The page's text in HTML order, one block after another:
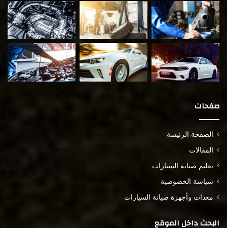
صفحات
الصفحة الرئيسة
المقالات
تعليم صيانة السيارات
سياسة الخصوصية
معدات وأجهزة صيانة السيارات
البحث داخل الموقع